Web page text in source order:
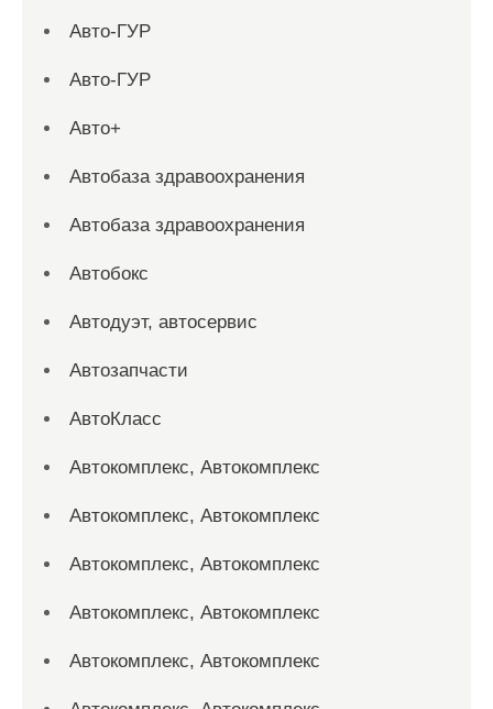
Авто-ГУР
Авто-ГУР
Авто+
Автобаза здравоохранения
Автобаза здравоохранения
Автобокс
Автодуэт, автосервис
Автозапчасти
АвтоКласс
Автокомплекс, Автокомплекс
Автокомплекс, Автокомплекс
Автокомплекс, Автокомплекс
Автокомплекс, Автокомплекс
Автокомплекс, Автокомплекс